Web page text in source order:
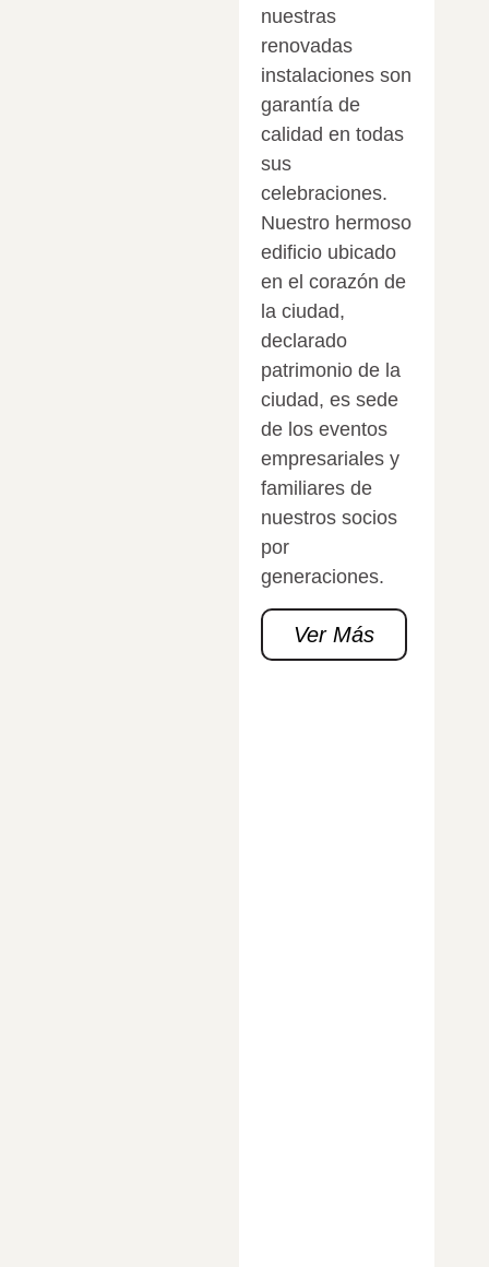
nuestras
renovadas
instalaciones son
garantía de
calidad en todas
sus
celebraciones.
Nuestro hermoso
edificio ubicado
en el corazón de
la ciudad,
declarado
patrimonio de la
ciudad, es sede
de los eventos
empresariales y
familiares de
nuestros socios
por
generaciones.
Ver Más